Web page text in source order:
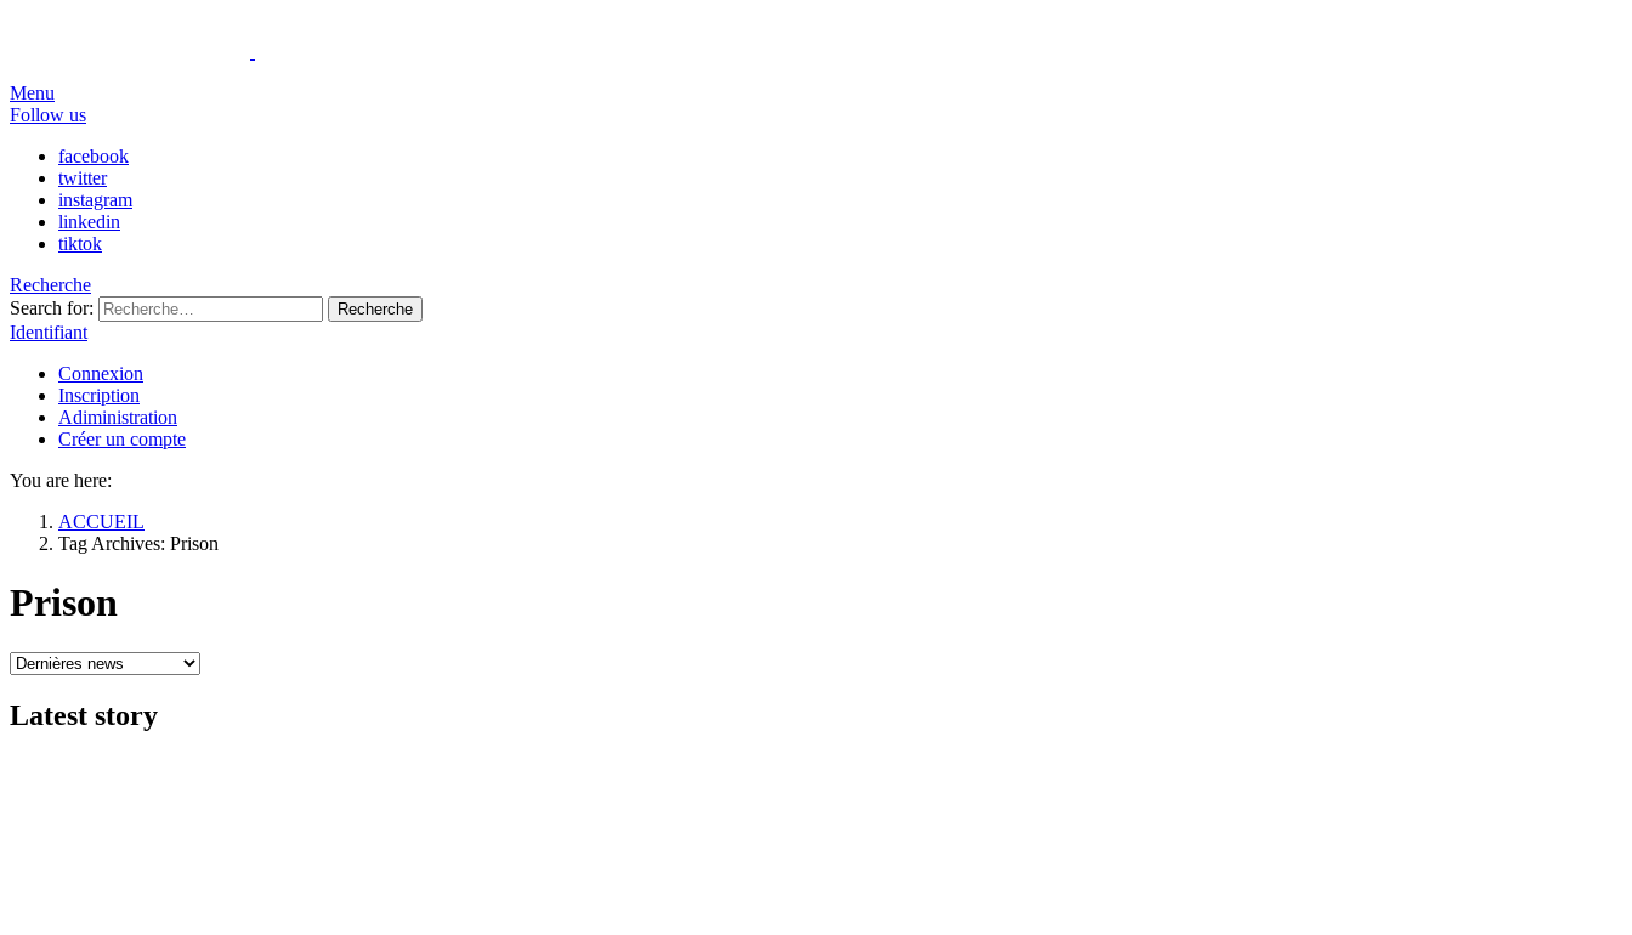
Menu
Follow us
facebook
twitter
instagram
linkedin
tiktok
Recherche
Search for:
Recherche
Identifiant
Connexion
Inscription
Adiministration
Créer un compte
You are here:
ACCUEIL
Tag Archives: Prison
Prison
Latest story